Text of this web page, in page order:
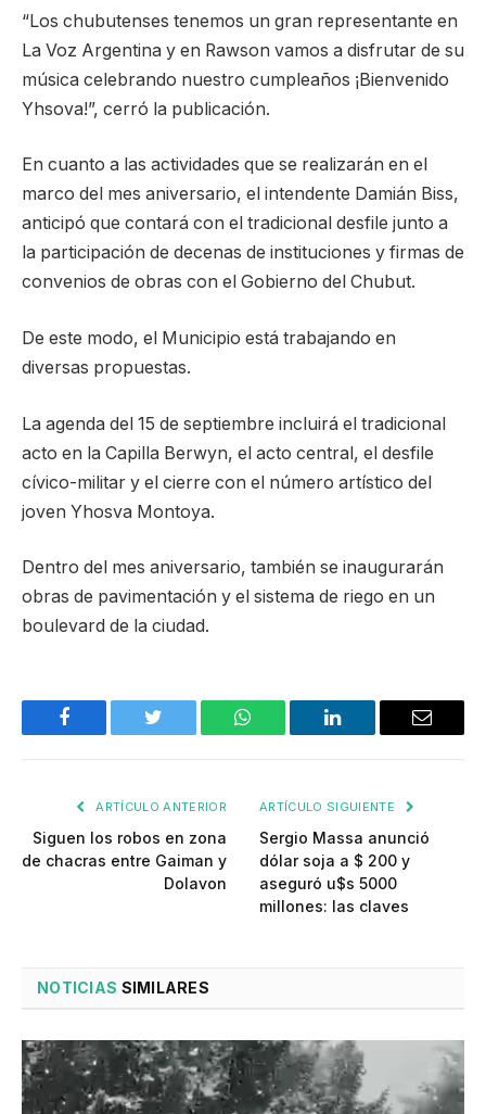
“Los chubutenses tenemos un gran representante en
La Voz Argentina y en Rawson vamos a disfrutar de su
música celebrando nuestro cumpleaños ¡Bienvenido
Yhsova!”, cerró la publicación.
En cuanto a las actividades que se realizarán en el
marco del mes aniversario, el intendente Damián Biss,
anticipó que contará con el tradicional desfile junto a
la participación de decenas de instituciones y firmas de
convenios de obras con el Gobierno del Chubut.
De este modo, el Municipio está trabajando en
diversas propuestas.
La agenda del 15 de septiembre incluirá el tradicional
acto en la Capilla Berwyn, el acto central, el desfile
cívico-militar y el cierre con el número artístico del
joven Yhosva Montoya.
Dentro del mes aniversario, también se inaugurarán
obras de pavimentación y el sistema de riego en un
boulevard de la ciudad.
Facebook Twitter WhatsApp LinkedIn Email
ARTÍCULO ANTERIOR
Siguen los robos en zona
de chacras entre Gaiman y
Dolavon
ARTÍCULO SIGUIENTE
Sergio Massa anunció
dólar soja a $ 200 y
aseguró u$s 5000
millones: las claves
NOTICIAS SIMILARES